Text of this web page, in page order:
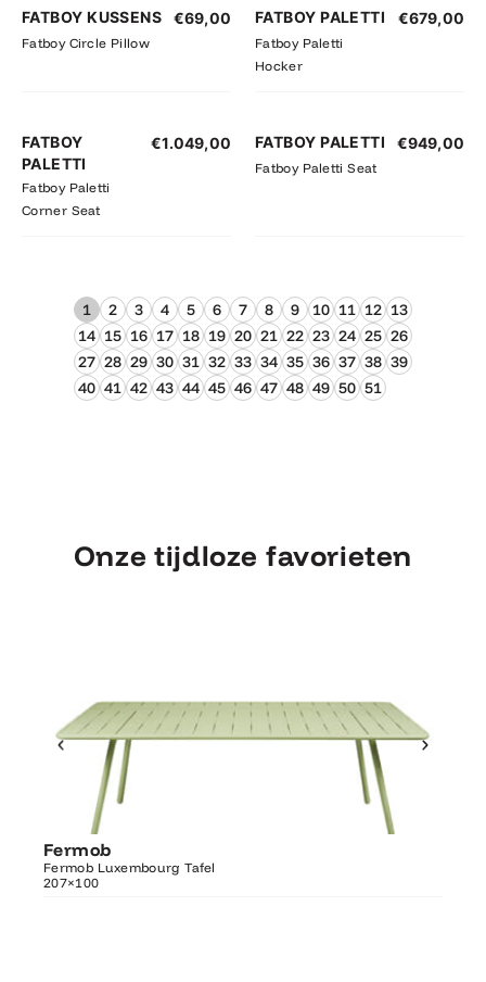
FATBOY KUSSENS
Fatboy Circle Pillow
€69,00 FATBOY PALETTI
Fatboy Paletti
Hocker
€679,00
FATBOY
PALETTI
Fatboy Paletti
Corner Seat
€1.049,00 FATBOY PALETTI
Fatboy Paletti Seat
€949,00
1 2 3 4 5 6 7 8 9 10 11 12 13
14 15 16 17 18 19 20 21 22 23 24 25 26
27 28 29 30 31 32 33 34 35 36 37 38 39
40 41 42 43 44 45 46 47 48 49 50 51
Onze tijdloze favorieten
Fermob
Fermob Luxembourg Tafel
207×100Luxembourg Tafel 207×100